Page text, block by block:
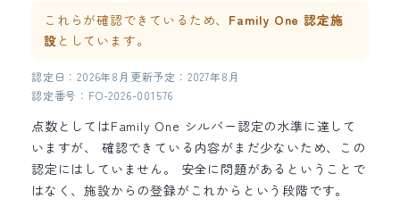
これらが確認できているため、 Family One 認定施
設 としています。
認定日：2026年8月 更新予定：2027年8月
認定番号：FO-2026-001576
点数としてはFamily One シルバー認定の水準に達して
いますが、 確認できている内容がまだ少ないため、この
認定にはしていません。 安全に問題があるということで
はなく、施設からの登録がこれからという段階です。